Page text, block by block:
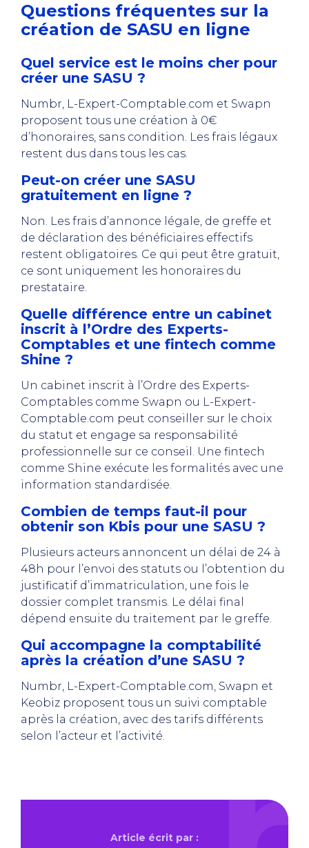
Questions fréquentes sur la
création de SASU en ligne
Quel service est le moins cher pour
créer une SASU ?
Numbr, L-Expert-Comptable.com et Swapn
proposent tous une création à 0€
d’honoraires, sans condition. Les frais légaux
restent dus dans tous les cas.
Peut-on créer une SASU
gratuitement en ligne ?
Non. Les frais d’annonce légale, de greffe et
de déclaration des bénéficiaires effectifs
restent obligatoires. Ce qui peut être gratuit,
ce sont uniquement les honoraires du
prestataire.
Quelle différence entre un cabinet
inscrit à l’Ordre des Experts-
Comptables et une fintech comme
Shine ?
Un cabinet inscrit à l’Ordre des Experts-
Comptables comme Swapn ou L-Expert-
Comptable.com peut conseiller sur le choix
du statut et engage sa responsabilité
professionnelle sur ce conseil. Une fintech
comme Shine exécute les formalités avec une
information standardisée.
Combien de temps faut-il pour
obtenir son Kbis pour une SASU ?
Plusieurs acteurs annoncent un délai de 24 à
48h pour l’envoi des statuts ou l’obtention du
justificatif d’immatriculation, une fois le
dossier complet transmis. Le délai final
dépend ensuite du traitement par le greffe.
Qui accompagne la comptabilité
après la création d’une SASU ?
Numbr, L-Expert-Comptable.com, Swapn et
Keobiz proposent tous un suivi comptable
après la création, avec des tarifs différents
selon l’acteur et l’activité.
Article écrit par :